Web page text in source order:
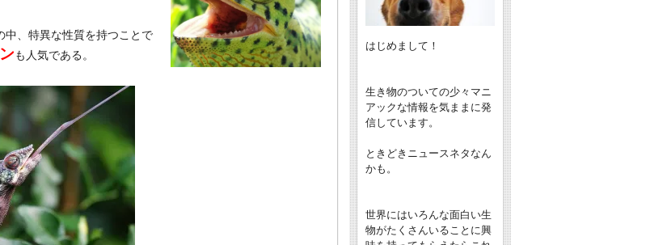
中、特異な性質を持つことで
も人気である。
はじめまして！
生き物のついての少々マニ
アックな情報を気ままに発
信しています。
ときどきニュースネタなん
かも。
世界にはいろんな面白い生
物がたくさんいることに興
ちょっと怪しい生物図鑑ブログです。